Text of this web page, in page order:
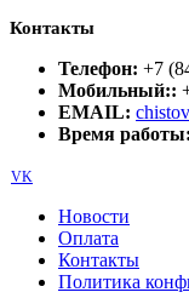
Контакты
Телефон: +7
Мобильный::
EMAIL:
Время работы:
VK
Новости
Оплата
Контакты
Политика